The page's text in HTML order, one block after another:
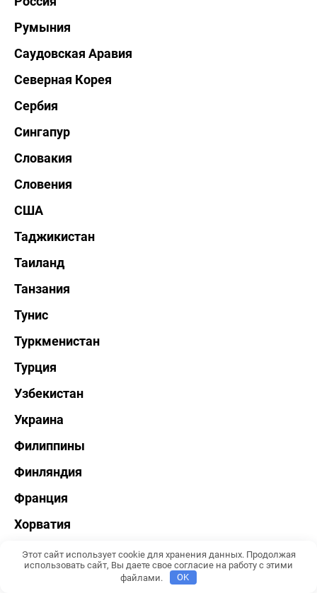
Румыния
Саудовская Аравия
Северная Корея
Сербия
Сингапур
Словакия
Словения
США
Таджикистан
Таиланд
Танзания
Тунис
Туркменистан
Турция
Узбекистан
Украина
Филиппины
Финляндия
Франция
Хорватия
Черногория
Этот сайт использует cookie для хранения данных. Продолжая
использовать сайт, Вы даете свое согласие на работу с этими
файлами.
OK